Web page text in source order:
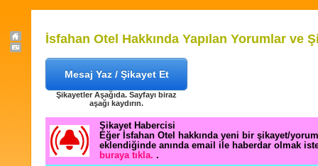
İsfahan Otel Hakkında Yapılan Yorumlar ve
Mesaj Yaz / Şikayet Et
Şikayetler Aşağıda. Sayfayı biraz
aşağı kaydırın.
Şikayet Habercisi
Eğer İsfahan Otel hakkında yeni bir şikayet/yorum
eklendiğinde anında email ile haberdar olmak
buraya tıkla. .